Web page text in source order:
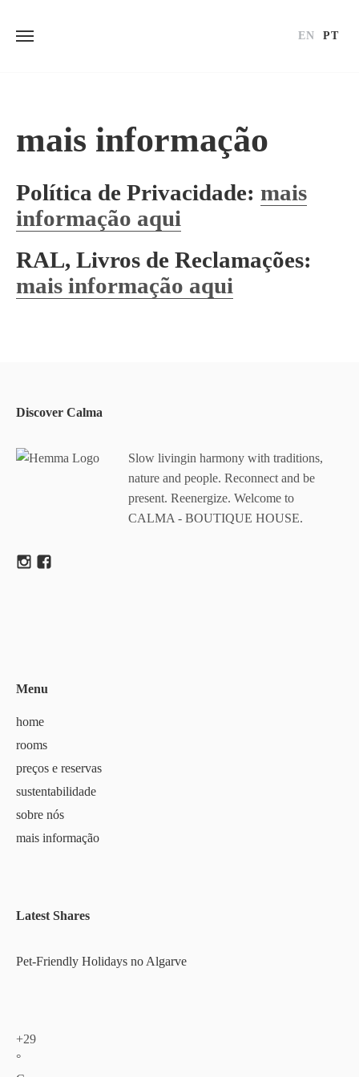
EN PT
mais informação
Política de Privacidade: mais
informação aqui
RAL, Livros de Reclamações:
mais informação aqui
Discover Calma
Slow livingin harmony with traditions,
nature and people. Reconnect and be
present. Reenergize. Welcome to
CALMA - BOUTIQUE HOUSE.
Menu
home
rooms
preços e reservas
sustentabilidade
sobre nós
mais informação
Latest Shares
Pet-Friendly Holidays no Algarve
+29
°